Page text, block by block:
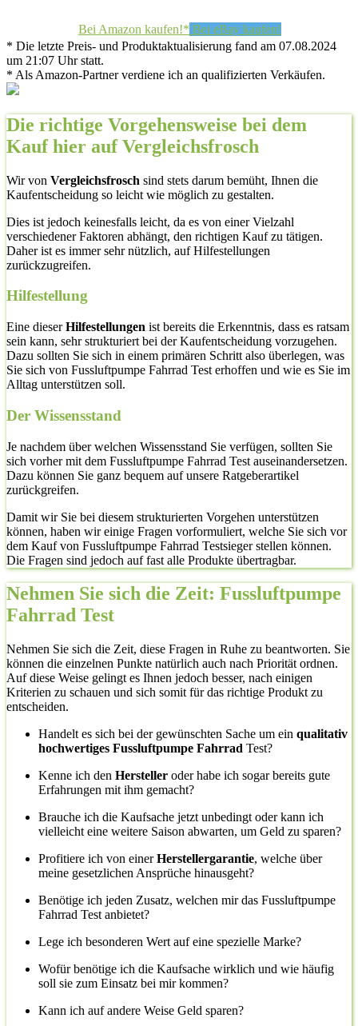
Bei Amazon kaufen!* Bei eBay kaufen!
* Die letzte Preis- und Produktaktualisierung fand am 07.08.2024
um 21:07 Uhr statt.
* Als Amazon-Partner verdiene ich an qualifizierten Verkäufen.
Die richtige Vorgehensweise bei dem
Kauf hier auf Vergleichsfrosch
Wir von Vergleichsfrosch sind stets darum bemüht, Ihnen die
Kaufentscheidung so leicht wie möglich zu gestalten.
Dies ist jedoch keinesfalls leicht, da es von einer Vielzahl
verschiedener Faktoren abhängt, den richtigen Kauf zu tätigen.
Daher ist es immer sehr nützlich, auf Hilfestellungen
zurückzugreifen.
Hilfestellung
Eine dieserHilfestellungen ist bereits die Erkenntnis, dass es ratsam
sein kann, sehr strukturiert bei der Kaufentscheidung vorzugehen.
Dazu sollten Sie sich in einem primären Schritt also überlegen, was
Sie sich von Fussluftpumpe Fahrrad Test erhoffen und wie es Sie im
Alltag unterstützen soll.
Der Wissensstand
Je nachdem über welchen Wissensstand Sie verfügen, sollten Sie
sich vorher mit dem Fussluftpumpe Fahrrad Test auseinandersetzen.
Dazu können Sie ganz bequem auf unsere Ratgeberartikel
zurückgreifen.
Damit wir Sie bei diesem strukturierten Vorgehen unterstützen
können, haben wir einige Fragen vorformuliert, welche Sie sich vor
dem Kauf von Fussluftpumpe Fahrrad Testsieger stellen können.
Die Fragen sind jedoch auf fast alle Produkte übertragbar.
Nehmen Sie sich die Zeit: Fussluftpumpe
Fahrrad Test
Nehmen Sie sich die Zeit, diese Fragen in Ruhe zu beantworten. Sie
können die einzelnen Punkte natürlich auch nach Priorität ordnen.
Auf diese Weise gelingt es Ihnen jedoch besser, nach einigen
Kriterien zu schauen und sich somit für das richtige Produkt zu
entscheiden.
Handelt es sich bei der gewünschten Sache um ein qualitativ
hochwertiges Fussluftpumpe Fahrrad Test?
Kenne ich den Hersteller oder habe ich sogar bereits gute
Erfahrungen mit ihm gemacht?
Brauche ich die Kaufsache jetzt unbedingt oder kann ich
vielleicht eine weitere Saison abwarten, um Geld zu sparen?
Profitiere ich von einerHerstellergarantie, welche über
meine gesetzlichen Ansprüche hinausgeht?
Benötige ich jeden Zusatz, welchen mir das Fussluftpumpe
Fahrrad Test anbietet?
Lege ich besonderen Wert auf eine spezielle Marke?
Wofür benötige ich die Kaufsache wirklich und wie häufig
soll sie zum Einsatz bei mir kommen?
Kann ich auf andere Weise Geld sparen?